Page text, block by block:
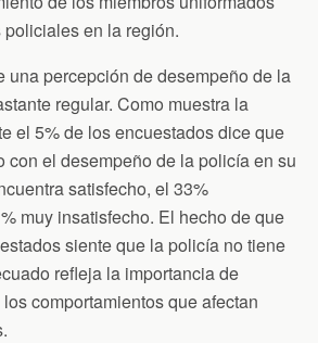
en la región.
una percepción de desempeño de la
regular. Como muestra la
el 5% de los encuestados dice que
con el desempeño de la policía en su
satisfecho, el 33%
muy insatisfecho. El hecho de que
siente que la policía no tiene
refleja la importancia de
comportamientos que afectan